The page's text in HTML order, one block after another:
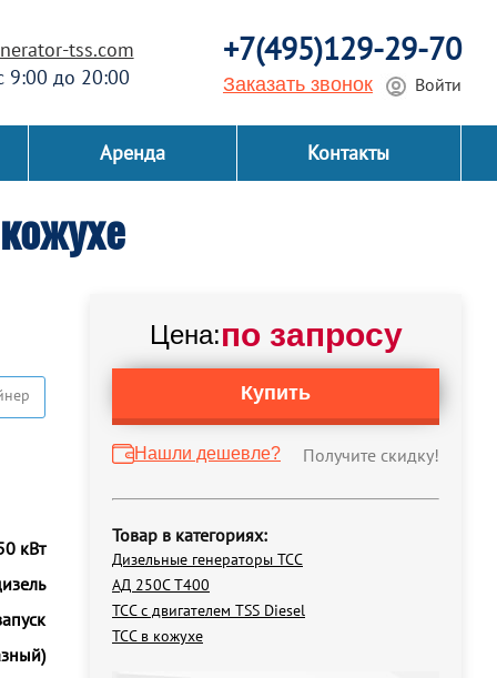
tss.com
9:00 до 20:00
+7(495)129-29-70
Заказать звонок Войти
Аренда Контакты
Цена:по запросу
Купить
Нашли дешевле? Получите скидку!
Товар в категориях:
Дизельные генераторы ТСС
АД 250С Т400
ТСС с двигателем TSS Diesel
ТСС в кожухе
кВт